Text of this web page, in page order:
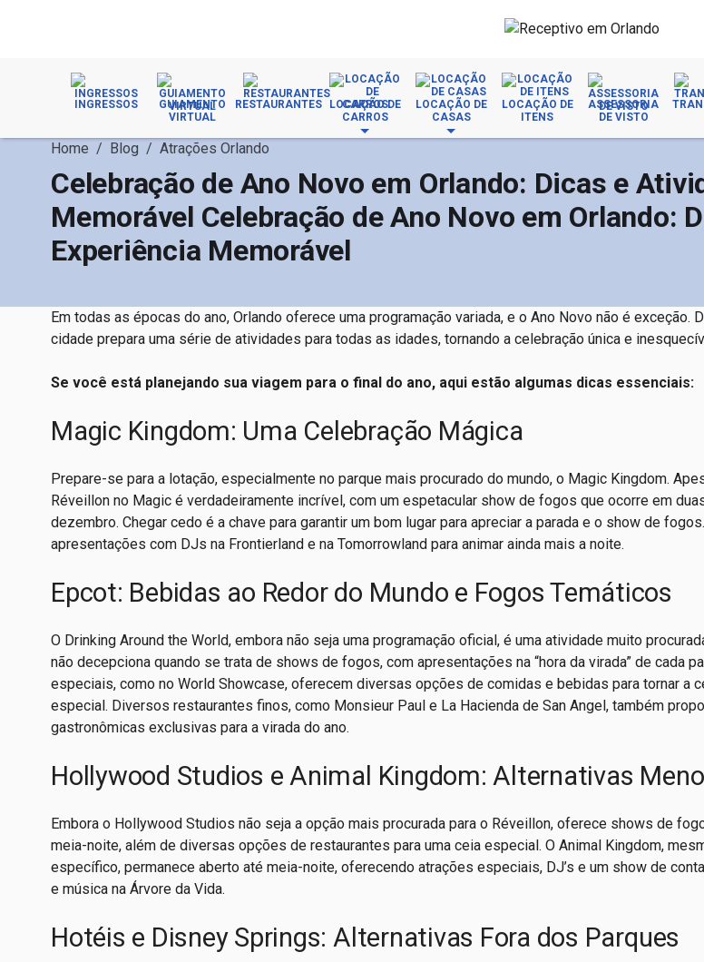
INGRESSOS
GUIAMENTO
VIRTUAL
RESTAURANTES
LOCAÇÃO DE
CARROS
LOCAÇÃO DE
CASAS
LOCAÇÃO DE
ITENS
ASSESSORIA
DE VISTO
Home / Blog / Atrações Orlando
Celebração de Ano Novo em Orlando: Dicas e
Memorável Celebração de Ano Novo em Orlando:
Experiência Memorável
Em todas as épocas do ano, Orlando oferece uma programação variada, e o Ano Novo não é exceção.
cidade prepara uma série de atividades para todas as idades, tornando a celebração única e
Se você está planejando sua viagem para o final do ano, aqui estão algumas dicas essenciais:
Magic Kingdom: Uma Celebração Mágica
Prepare-se para a lotação, especialmente no parque mais procurado do mundo, o Magic Kingdom.
Réveillon no Magic é verdadeiramente incrível, com um espetacular show de fogos que ocorre em
dezembro. Chegar cedo é a chave para garantir um bom lugar para apreciar a parada e o show de
apresentações com DJs na Frontierland e na Tomorrowland para animar ainda mais a noite.
Epcot: Bebidas ao Redor do Mundo e Fogos Temáticos
O Drinking Around the World, embora não seja uma programação oficial, é uma atividade muito
não decepciona quando se trata de shows de fogos, com apresentações na “hora da virada” de cada
especiais, como no World Showcase, oferecem diversas opções de comidas e bebidas para tornar a
especial. Diversos restaurantes finos, como Monsieur Paul e La Hacienda de San Angel, também
gastronômicas exclusivas para a virada do ano.
Hollywood Studios e Animal Kingdom: Alternativas
Embora o Hollywood Studios não seja a opção mais procurada para o Réveillon, oferece shows de
meia-noite, além de diversas opções de restaurantes para uma ceia especial. O Animal Kingdom,
específico, permanece aberto até meia-noite, oferecendo atrações especiais, DJ’s e um show de
e música na Árvore da Vida.
Hotéis e Disney Springs: Alternativas Fora dos Parques